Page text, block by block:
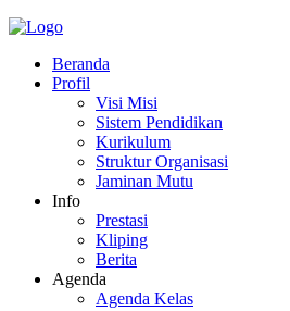
Beranda
Profil
Visi Misi
Sistem Pendidikan
Kurikulum
Struktur Organisasi
Jaminan Mutu
Info
Prestasi
Kliping
Berita
Agenda
Agenda Kelas